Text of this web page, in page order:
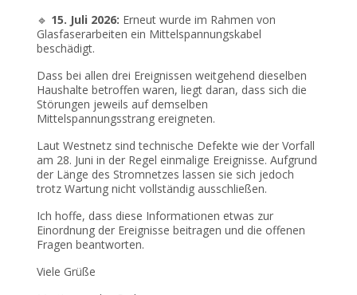
🔹 15. Juli 2026: Erneut wurde im Rahmen von
Glasfaserarbeiten ein Mittelspannungskabel
beschädigt.
Dass bei allen drei Ereignissen weitgehend dieselben
Haushalte betroffen waren, liegt daran, dass sich die
Störungen jeweils auf demselben
Mittelspannungsstrang ereigneten.
Laut Westnetz sind technische Defekte wie der Vorfall
am 28. Juni in der Regel einmalige Ereignisse. Aufgrund
der Länge des Stromnetzes lassen sie sich jedoch
trotz Wartung nicht vollständig ausschließen.
Ich hoffe, dass diese Informationen etwas zur
Einordnung der Ereignisse beitragen und die offenen
Fragen beantworten.
Viele Grüße